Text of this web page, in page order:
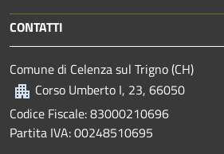
CONTATTI
Comune di Celenza sul Trigno (CH)
Corso Umberto I, 23, 66050
Codice Fiscale: 83000210696
Partita IVA: 00248510695